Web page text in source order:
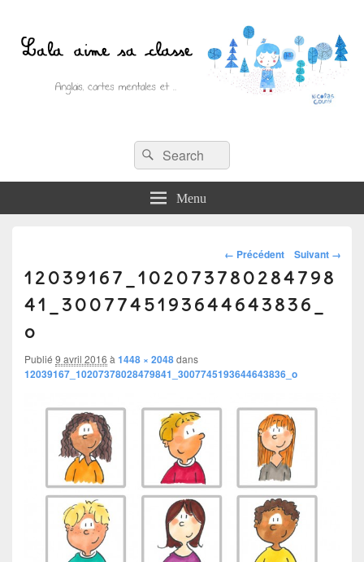
Lala aime sa classe
Anglais, cartes mentales et ….Recherche :
Rechercher
Menu
Navigation
dans
les
← Précédent Suivant →
12039167_102073780284798
41_3007745193644643836_
o
Publié 9 avril 2016 à 1448 × 2048dans
12039167_10207378028479841_3007745193644643836_o